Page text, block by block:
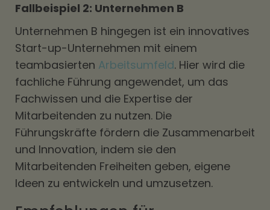
Fallbeispiel 2: Unternehmen B
Unternehmen B hingegen ist ein innovatives
Start-up-Unternehmen mit einem
teambasierten Arbeitsumfeld. Hier wird die
fachliche Führung angewendet, um das
Fachwissen und die Expertise der
Mitarbeitenden zu nutzen. Die
Führungskräfte fördern die Zusammenarbeit
und Innovation, indem sie den
Mitarbeitenden Freiheiten geben, eigene
Ideen zu entwickeln und umzusetzen.